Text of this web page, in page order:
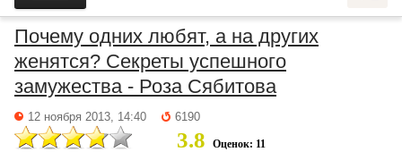
Почему одних любят, а на других
женятся? Секреты успешного
замужества - Роза Сябитова
12 ноября 2013, 14:40 6190
3.8 Оценок: 11